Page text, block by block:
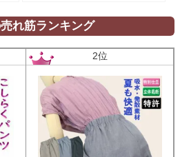
れ筋ランキング
2位